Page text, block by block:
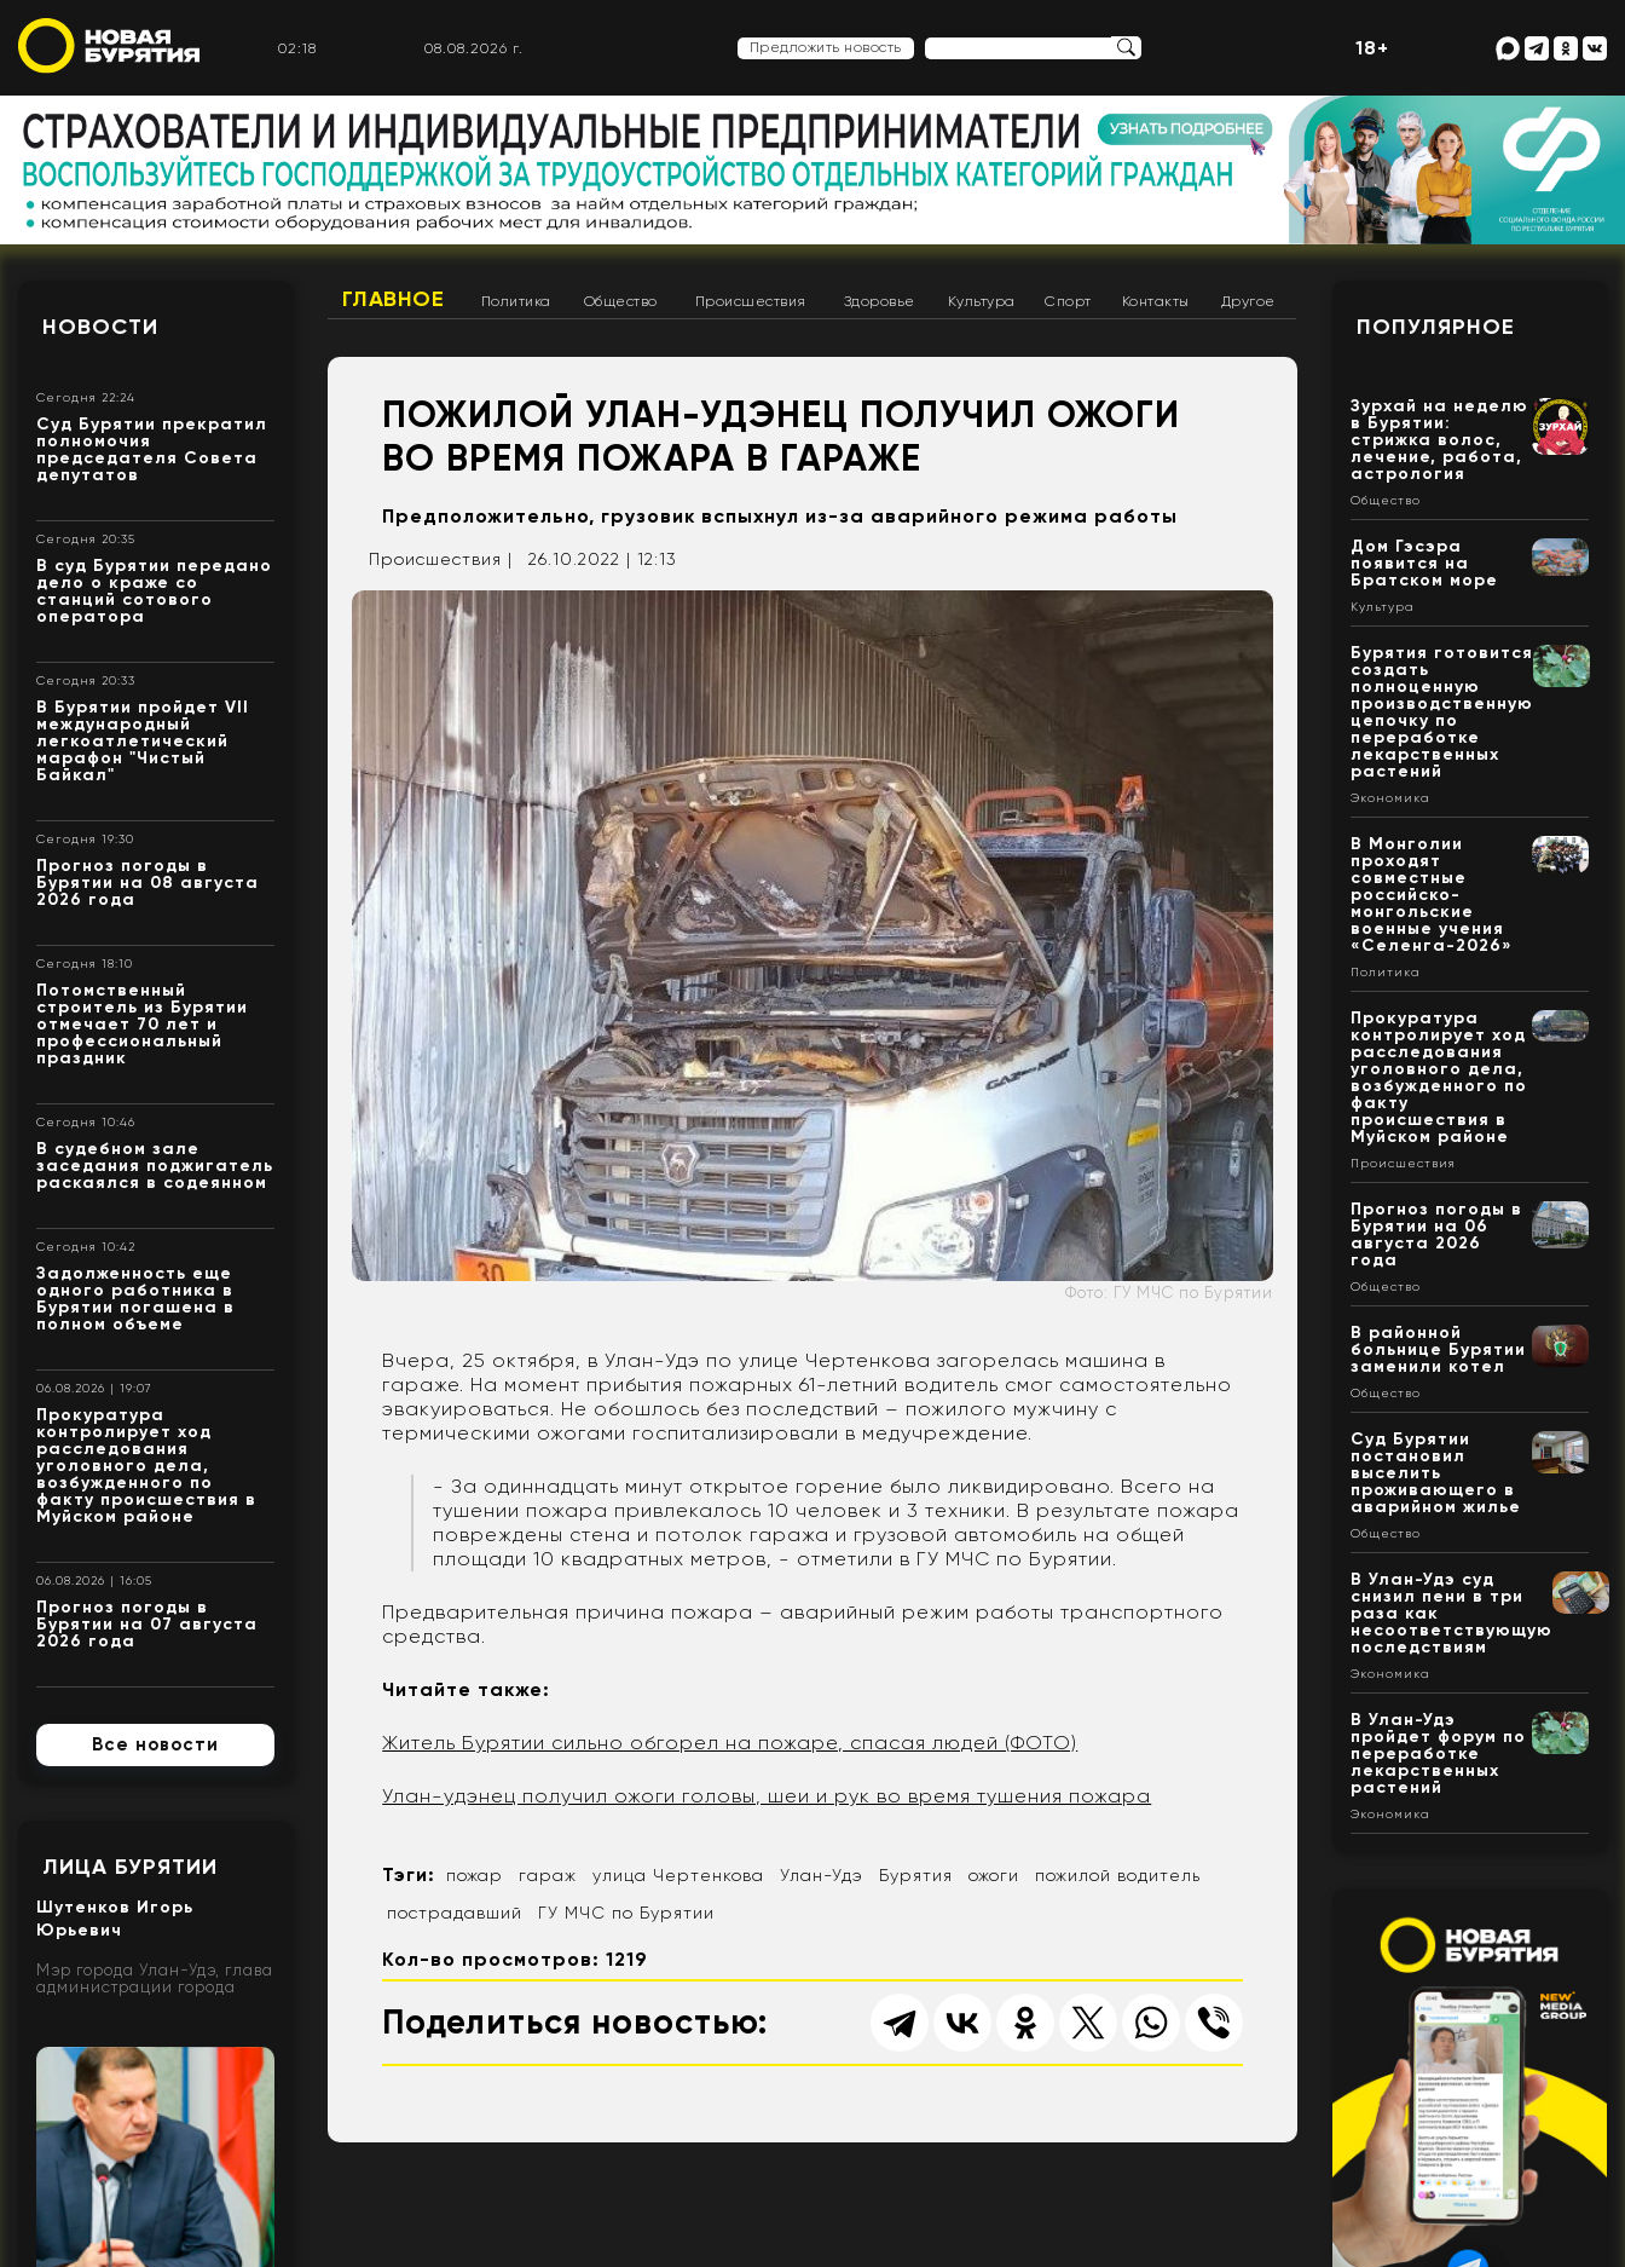
02:18 08.08.2026 г. Предложить новость 18+
НОВОСТИ
Сегодня 22:24
Суд Бурятии прекратил
полномочия
председателя Совета
депутатов
Сегодня 20:35
В суд Бурятии передано
дело о краже со
станций сотового
оператора
Сегодня 20:33
В Бурятии пройдет VII
международный
легкоатлетический
марафон "Чистый
Байкал"
Сегодня 19:30
Прогноз погоды в
Бурятии на 08 августа
2026 года
Сегодня 18:10
Потомственный
строитель из Бурятии
отмечает 70 лет и
профессиональный
праздник
Сегодня 10:46
В судебном зале
заседания поджигатель
раскаялся в содеянном
Сегодня 10:42
Задолженность еще
одного работника в
Бурятии погашена в
полном объеме
06.08.2026 | 19:07
Прокуратура
контролирует ход
расследования
уголовного дела,
возбужденного по
факту происшествия в
Муйском районе
06.08.2026 | 16:05
Прогноз погоды в
Бурятии на 07 августа
2026 года
Все новости
ЛИЦА БУРЯТИИ
Шутенков Игорь
Юрьевич
Мэр города Улан-Удэ, глава
администрации города
ГЛАВНОЕ Политика Общество Происшествия Здоровье Культура Спорт Контакты Другое
ПОЖИЛОЙ УЛАН-УДЭНЕЦ ПОЛУЧИЛ ОЖОГИ
ВО ВРЕМЯ ПОЖАРА В ГАРАЖЕ
Предположительно, грузовик вспыхнул из-за аварийного режима работы
Происшествия | 26.10.2022 | 12:13
Фото: ГУ МЧС по Бурятии
Вчера, 25 октября, в Улан-Удэ по улице Чертенкова загорелась машина в
гараже. На момент прибытия пожарных 61-летний водитель смог самостоятельно
эвакуироваться. Не обошлось без последствий – пожилого мужчину с
термическими ожогами госпитализировали в медучреждение.
- За одиннадцать минут открытое горение было ликвидировано. Всего на
тушении пожара привлекалось 10 человек и 3 техники. В результате пожара
повреждены стена и потолок гаража и грузовой автомобиль на общей
площади 10 квадратных метров, - отметили в ГУ МЧС по Бурятии.
Предварительная причина пожара – аварийный режим работы транспортного
средства.
Читайте также:
Житель Бурятии сильно обгорел на пожаре, спасая людей (ФОТО)
Улан-удэнец получил ожоги головы, шеи и рук во время тушения пожара
Тэги: пожар гараж улица Чертенкова Улан-Удэ Бурятия ожоги
пожилой водитель
пострадавший
ГУ МЧС по Бурятии
Кол-во просмотров: 1219
Поделиться новостью:
ПОПУЛЯРНОЕ
Зурхай на неделю
в Бурятии:
стрижка волос,
лечение, работа,
астрология
Общество
Дом Гэсэра
появится на
Братском море
Культура
Бурятия готовится
создать
полноценную
производственную
цепочку по
переработке
лекарственных
растений
Экономика
В Монголии
проходят
совместные
российско-
монгольские
военные учения
«Селенга-2026»
Политика
Прокуратура
контролирует ход
расследования
уголовного дела,
возбужденного по
факту
происшествия в
Муйском районе
Происшествия
Прогноз погоды в
Бурятии на 06
августа 2026
года
Общество
В районной
больнице Бурятии
заменили котел
Общество
Суд Бурятии
постановил
выселить
проживающего в
аварийном жилье
Общество
В Улан-Удэ суд
снизил пени в три
раза как
несоответствующую
последствиям
Экономика
В Улан-Удэ
пройдет форум по
переработке
лекарственных
растений
Экономика